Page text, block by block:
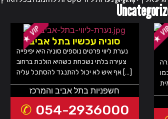
סוניה עכשיו בתל אביב
נערת ליווי פרטים נוספים סוניה היא יפיפייה
צעירה בלתי נשכחת כשהיא הולכת ברחוב
אף איש לא יכול להתנגד להסתכל עליה […]
חשפניות בתל אביב והמרכז
054-2936000